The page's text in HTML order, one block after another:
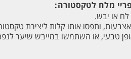
או יבש.
ותפסו אותו קלות ליצירת
טבעי, או השתמשו במייבש שיער